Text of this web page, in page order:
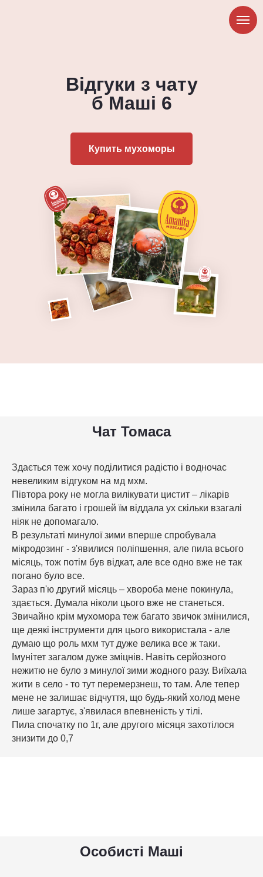
Купить мухоморы
Відгуки з чату
б Маші 6
Чат Томаса
Здається теж хочу поділитися радістю і водночас
невеликим відгуком на мд мхм.
Півтора року не могла вилікувати цистит – лікарів
змінила багато і грошей їм віддала ух скільки взагалі
ніяк не допомагало.
В результаті минулої зими вперше спробувала
мікродозинг - з'явилися поліпшення, але пила всього
місяць, тож потім був відкат, але все одно вже не так
погано було все.
Зараз п'ю другий місяць – хвороба мене покинула,
здається. Думала ніколи цього вже не станеться.
Звичайно крім мухомора теж багато звичок змінилися,
ще деякі інструменти для цього використала - але
думаю що роль мхм тут дуже велика все ж таки.
Імунітет загалом дуже зміцнів. Навіть серйозного
нежитю не було з минулої зими жодного разу. Виїхала
жити в село - то тут перемерзнеш, то там. Але тепер
мене не залишає відчуття, що будь-який холод мене
лише загартує, з'явилася впевненість у тілі.
Пила спочатку по 1г, але другого місяця захотілося
знизити до 0,7
Особисті Маші